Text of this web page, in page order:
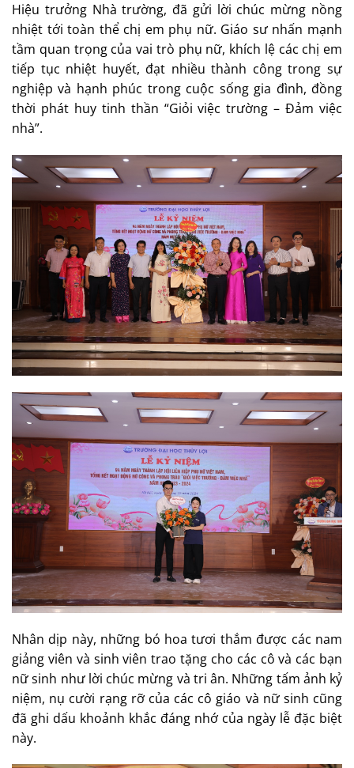
Hiệu trưởng Nhà trường, đã gửi lời chúc mừng nồng
nhiệt tới toàn thể chị em phụ nữ. Giáo sư nhấn mạnh
tầm quan trọng của vai trò phụ nữ, khích lệ các chị em
tiếp tục nhiệt huyết, đạt nhiều thành công trong sự
nghiệp và hạnh phúc trong cuộc sống gia đình, đồng
thời phát huy tinh thần “Giỏi việc trường – Đảm việc
nhà”.
Nhân dịp này, những bó hoa tươi thắm được các nam
giảng viên và sinh viên trao tặng cho các cô và các bạn
nữ sinh như lời chúc mừng và tri ân. Những tấm ảnh kỷ
niệm, nụ cười rạng rỡ của các cô giáo và nữ sinh cũng
đã ghi dấu khoảnh khắc đáng nhớ của ngày lễ đặc biệt
này.